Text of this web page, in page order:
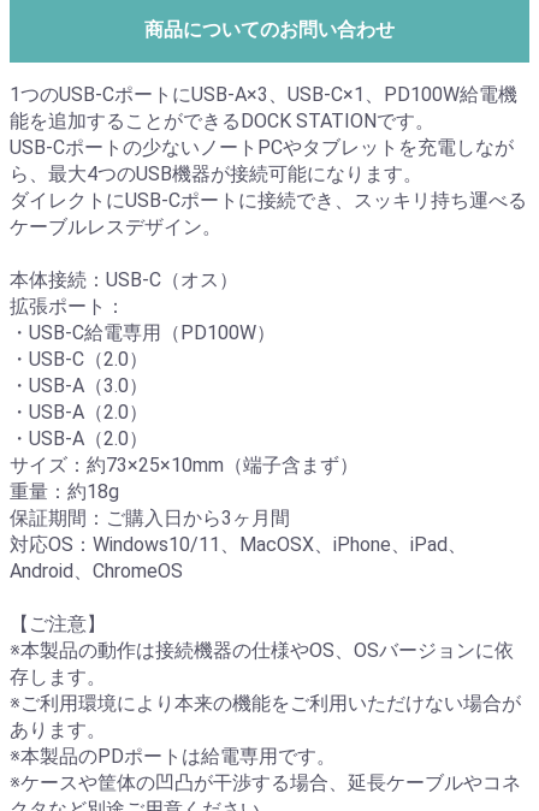
商品についてのお問い合わせ
1つのUSB-CポートにUSB-A×3、USB-C×1、PD100W給電機
能を追加することができるDOCK STATIONです。
USB-Cポートの少ないノートPCやタブレットを充電しなが
ら、最大4つのUSB機器が接続可能になります。
ダイレクトにUSB-Cポートに接続でき、スッキリ持ち運べる
ケーブルレスデザイン。
本体接続：USB-C（オス）
拡張ポート：
・USB-C給電専用（PD100W）
・USB-C（2.0）
・USB-A（3.0）
・USB-A（2.0）
・USB-A（2.0）
サイズ：約73×25×10mm（端子含まず）
重量：約18g
保証期間：ご購入日から3ヶ月間
対応OS：Windows10/11、MacOSX、iPhone、iPad、
Android、ChromeOS
【ご注意】
※本製品の動作は接続機器の仕様やOS、OSバージョンに依
存します。
※ご利用環境により本来の機能をご利用いただけない場合が
あります。
※本製品のPDポートは給電専用です。
※ケースや筐体の凹凸が干渉する場合、延長ケーブルやコネ